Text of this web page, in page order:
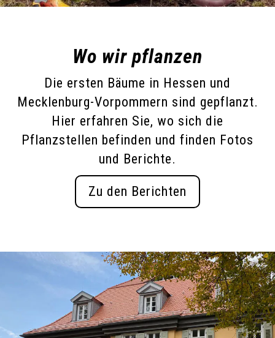
Wo wir pflanzen
Die ersten Bäume in Hessen und
Mecklenburg-Vorpommern sind gepflanzt.
Hier erfahren Sie, wo sich die
Pflanzstellen befinden und finden Fotos
und Berichte.
Zu den Berichten